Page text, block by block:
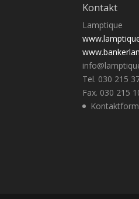
Kontakt
Lamptique
Tel. 030 215
Fax. 030 215